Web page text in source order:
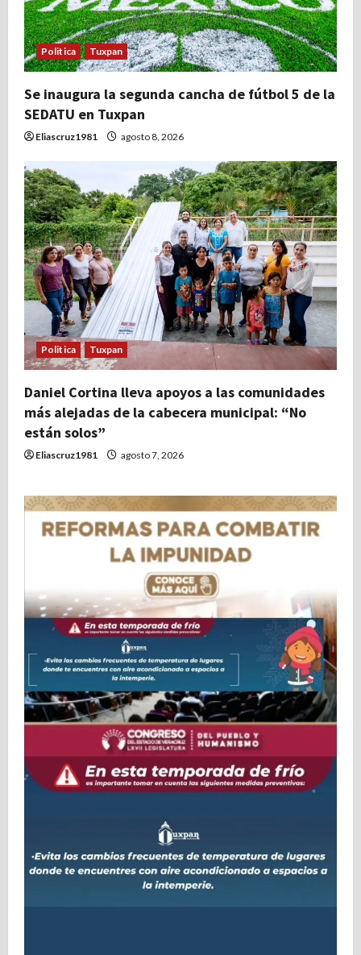
Politica Tuxpan
Se inaugura la segunda cancha de fútbol 5 de la
SEDATU en Tuxpan
Eliascruz1981 agosto 8, 2026
Politica Tuxpan
Daniel Cortina lleva apoyos a las comunidades
más alejadas de la cabecera municipal: “No
están solos”
Eliascruz1981 agosto 7, 2026